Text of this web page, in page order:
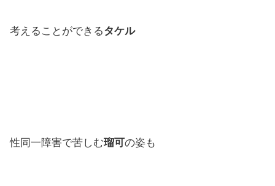
考えることができるタケル
性同一障害で苦しむ瑠可の姿も